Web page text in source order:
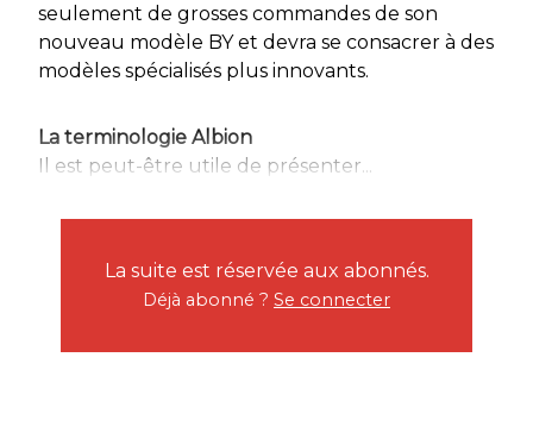
seulement de grosses commandes de son
nouveau modèle BY et devra se consacrer à des
modèles spécialisés plus innovants.
La terminologie Albion
Il est peut-être utile de présenter...
La suite est réservée aux abonnés.
Déjà abonné ? Se connecter